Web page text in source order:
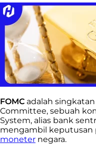
FOMC adalah
Committee, sebuah
System, alias bank
mengambil keputusan
moneter negara.